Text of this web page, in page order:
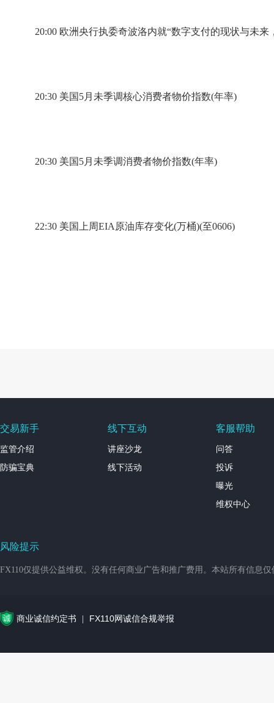
20:00 欧洲央行执委奇波洛内就“数字支付的现状与未
20:30 美国5月未季调核心消费者物价指数(年率)
20:30 美国5月未季调消费者物价指数(年率)
22:30 美国上周EIA原油库存变化(万桶)(至0606)
交易新手
监管介绍
防骗宝典
线下互动
讲座沙龙
线下活动
客服帮助
问答
投诉
曝光
维权中心
风险提示
FX110仅提供公益维权。没有任何商业广告和推广费用。本站所有信息
商业诚信约定书 FX110网诚信合规举报